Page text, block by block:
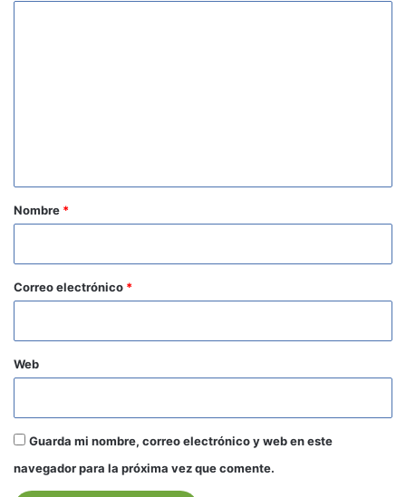
r
*
Nombre *
Correo electrónico *
Web
Guarda mi nombre, correo electrónico y web en este
navegador para la próxima vez que comente.